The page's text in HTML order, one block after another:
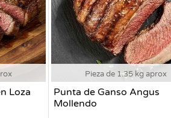
Loza
Pieza de 1.35 kg aprox
Punta de Ganso Angus
Mollendo